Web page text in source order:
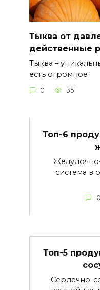
Тыква от
действенные
Тыква –
есть огромное
0 351
Топ-6
система в
0
Топ-5
Сердечно-